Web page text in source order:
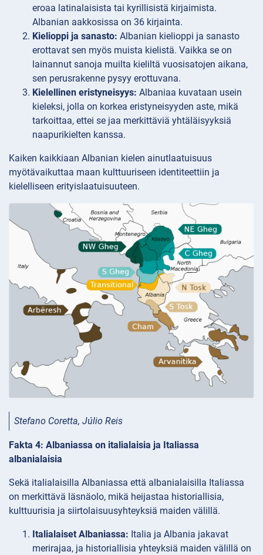
eroaa latinalaisista tai kyrillisistä kirjaimista.
Albanian aakkosissa on 36 kirjainta.
Kielioppi ja sanasto: Albanian kielioppi ja sanasto
erottavat sen myös muista kielistä. Vaikka se on
lainannut sanoja muilta kieliltä vuosisatojen aikana,
sen perusrakenne pysyy erottuvana.
Kielellinen eristyneisyys: Albaniaa kuvataan usein
kieleksi, jolla on korkea eristyneisyyden aste, mikä
tarkoittaa, ettei se jaa merkittäviä yhtäläisyyksiä
naapurikielten kanssa.
Kaiken kaikkiaan Albanian kielen ainutlaatuisuus
myötävaikuttaa maan kulttuuriseen identiteettiin ja
kielelliseen erityislaatuisuuteen.
Stefano Coretta, Júlio Reis
Fakta 4: Albaniassa on italialaisia ja Italiassa
albanialaisia
Sekä italialaisilla Albaniassa että albanialaisilla Italiassa
on merkittävä läsnäolo, mikä heijastaa historiallisia,
kulttuurisia ja siirtolaisuusyhteyksiä maiden välillä.
Italialaiset Albaniassa: Italia ja Albania jakavat
merirajaa, ja historiallisia yhteyksiä maiden välillä on